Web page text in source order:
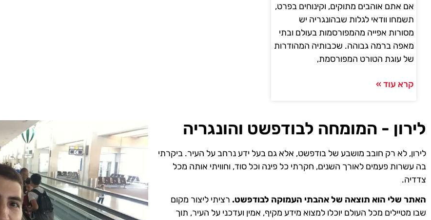
אם אתם אוהבים מתוקים, וקינוחים בפרט,
תשמחו וודאי לגלות שבהונגריה יש
מסורות אפייה מהמפורסמות בעולם ובתי
מאפה ברמה גבוהה. שכבותיה המהודרות
של עוגת הטורט המפורסמת,
קרא עוד »
לירון - המומחה לבודפשט והונגריה
לירון, לא רק חובב מושבע של בודפשט, אלא גם בעל ידע נרחב על העיר. ביקרתי
בה עשרות פעמים לאורך השנים, חקרתי כל פינה וכל סוד, וחוויתי אותה מכל
צדדיה.
האתר שלי הוא תוצאה של אהבתי העמוקה לבודפשט. רציתי ליצור מקום
שבו מטיילים מכל העולם יוכלו למצוא מידע מקיף, אמין ועדכני על העיר, תוך